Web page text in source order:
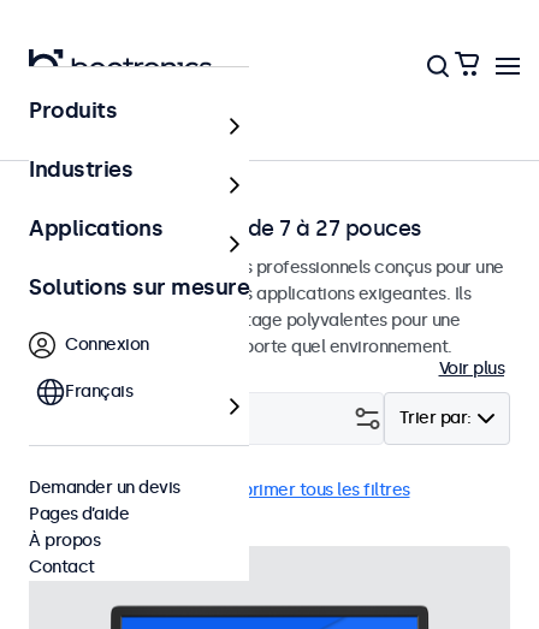
Accueil
Écrans Professionels de 7 à 27 pouces
Moniteurs et écrans tactiles professionnels conçus pour une
utilisation continue dans des applications exigeantes. Ils
disposent d'options de montage polyvalentes pour une
intégration facile dans n'importe quel environnement.
Voir plus
Trier par:
Bureau 15 pouces Supprimer tous les filtres
Produits
Industries
Applications
Solutions sur mesure
Connexion
Français
Demander un devis
Pages d’aide
À propos
Contact